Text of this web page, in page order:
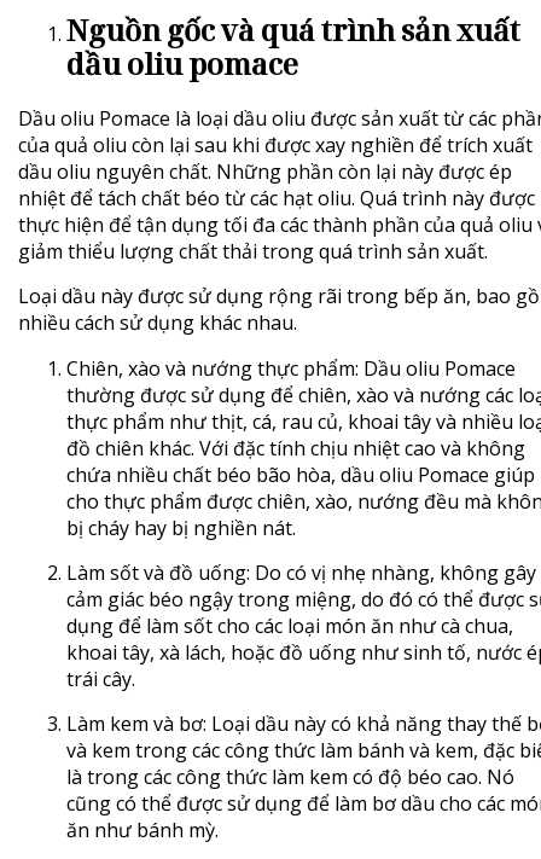
Nguồn gốc và quá trình sản xuất
dầu oliu pomace
Dầu oliu Pomace là loại dầu oliu được sản xuất từ các
của quả oliu còn lại sau khi được xay nghiền để trích xuất
dầu oliu nguyên chất. Những phần còn lại này được ép
nhiệt để tách chất béo từ các hạt oliu. Quá trình này được
thực hiện để tận dụng tối đa các thành phần của quả oliu
giảm thiểu lượng chất thải trong quá trình sản xuất.
Loại dầu này được sử dụng rộng rãi trong bếp ăn, bao
nhiều cách sử dụng khác nhau.
Chiên, xào và nướng thực phẩm: Dầu oliu Pomace
thường được sử dụng để chiên, xào và nướng các
thực phẩm như thịt, cá, rau củ, khoai tây và nhiều
đồ chiên khác. Với đặc tính chịu nhiệt cao và không
chứa nhiều chất béo bão hòa, dầu oliu Pomace giúp
cho thực phẩm được chiên, xào, nướng đều mà
bị cháy hay bị nghiền nát.
Làm sốt và đồ uống: Do có vị nhẹ nhàng, không gây
cảm giác béo ngậy trong miệng, do đó có thể được
dụng để làm sốt cho các loại món ăn như cà chua,
khoai tây, xà lách, hoặc đồ uống như sinh tố, nước
trái cây.
Làm kem và bơ: Loại dầu này có khả năng thay thế
và kem trong các công thức làm bánh và kem, đặc
là trong các công thức làm kem có độ béo cao. Nó
cũng có thể được sử dụng để làm bơ dầu cho các
ăn như bánh mỳ.